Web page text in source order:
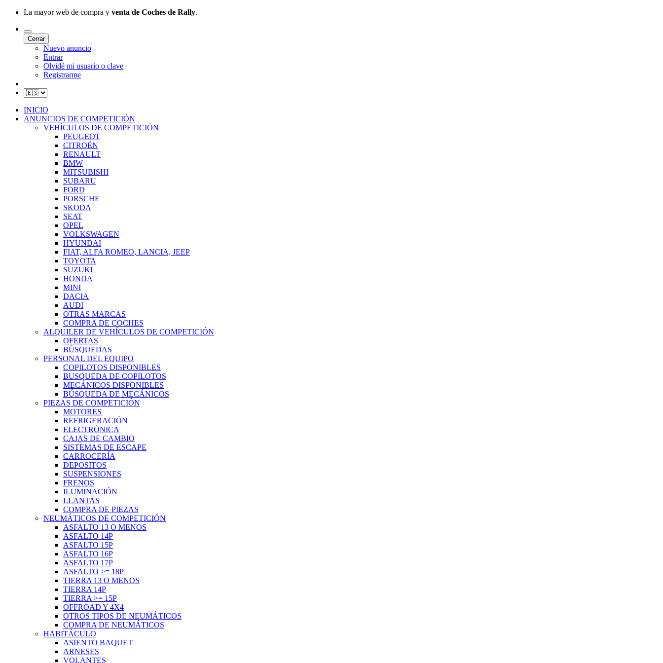
La mayor web de compra y venta de Coches de Rally.
Cerrar
Nuevo anuncio
Entrar
Olvidé mi usuario o clave
Registrarme
INICIO
ANUNCIOS DE COMPETICIÓN
VEHÍCULOS DE COMPETICIÓN
PEUGEOT
CITROËN
RENAULT
BMW
MITSUBISHI
SUBARU
FORD
PORSCHE
SKODA
SEAT
OPEL
VOLKSWAGEN
HYUNDAI
FIAT, ALFA ROMEO, LANCIA, JEEP
TOYOTA
SUZUKI
HONDA
MINI
DACIA
AUDI
OTRAS MARCAS
COMPRA DE COCHES
ALQUILER DE VEHÍCULOS DE COMPETICIÓN
OFERTAS
BÚSQUEDAS
PERSONAL DEL EQUIPO
COPILOTOS DISPONIBLES
BUSQUEDA DE COPILOTOS
MECÁNICOS DISPONIBLES
BÚSQUEDA DE MECÁNICOS
PIEZAS DE COMPETICIÓN
MOTORES
REFRIGERACIÓN
ELECTRÓNICA
CAJAS DE CAMBIO
SISTEMAS DE ESCAPE
CARROCERÍA
DEPOSITOS
SUSPENSIONES
FRENOS
ILUMINACIÓN
LLANTAS
COMPRA DE PIEZAS
NEUMÁTICOS DE COMPETICIÓN
ASFALTO 13 O MENOS
ASFALTO 14P
ASFALTO 15P
ASFALTO 16P
ASFALTO 17P
ASFALTO >= 18P
TIERRA 13 O MENOS
TIERRA 14P
TIERRA >= 15P
OFFROAD Y 4X4
OTROS TIPOS DE NEUMÁTICOS
COMPRA DE NEUMÁTICOS
HABITÁCULO
ASIENTO BAQUET
ARNESES
VOLANTES